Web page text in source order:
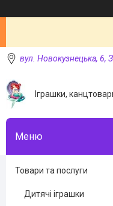
вул. Новокузнецька, 6,
Іграшки,
Товари та послуги
Дитячі іграшки